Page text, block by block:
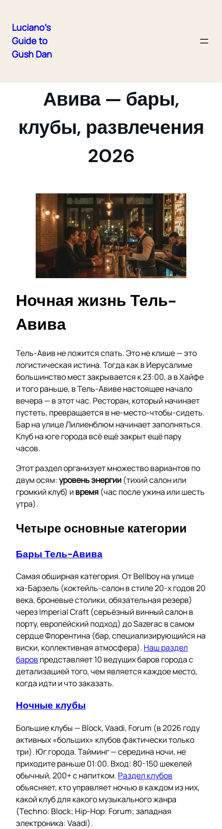
Skip
Luciano's
Guide to
Gush Dan
Авива — бары,
клубы, развлечения
2026
Ночная жизнь Тель-
Авива
Тель-Авив не ложится спать. Это не клише — это
логистическая истина. Тогда как в Иерусалиме
большинство мест закрывается к 23:00, а в Хайфе
и того раньше, в Тель-Авиве настоящее начало
вечера — в этот час. Ресторан, который начинает
пустеть, превращается в не-место-чтобы-сидеть.
Бар на улице Лилиенблюм начинает заполняться.
Клуб на юге города всё ещё закрыт ещё пару
часов.
Этот раздел организует множество вариантов по
двум осям:уровень энергии (тихий салон или
громкий клуб) и время (час после ужина или шесть
утра).
Четыре основные категории
Бары Тель-Авива
Самая обширная категория. От Bellboy на улице
ха-Барзель (коктейль-салон в стиле 20-х годов 20
века, броневые столики, обязательная резерв)
через Imperial Craft (серьёзный винный салон в
порту, европейский подход) до Sazerac в самом
сердце Флорентина (бар, специализирующийся на
виски, коллективная атмосфера). Наш раздел
баров представляет 10 ведущих баров города с
детализацией того, чем является каждое место,
когда идти и что заказать.
Ночные клубы
Большие клубы — Block, Vaadi, Forum (в 2026 году
активных «больших» клубов фактически только
три). Юг города. Тайминг — середина ночи, не
приходите раньше 01:00. Вход: 80-150 шекелей
обычный, 200+ с напитком. Раздел клубов
объясняет, кто управляет ночью в каждом из них,
какой клуб для какого музыкального жанра
(Techno: Block; Hip-Hop: Forum; западная
электроника: Vaadi).